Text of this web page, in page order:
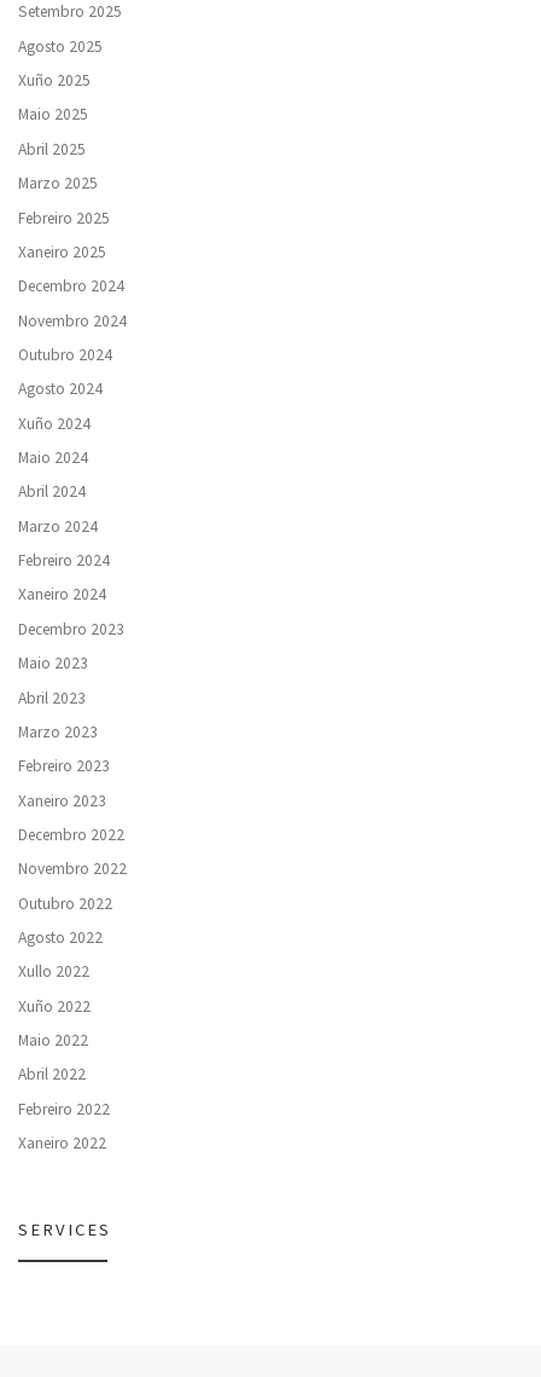
Setembro 2025
Agosto 2025
Xuño 2025
Maio 2025
Abril 2025
Marzo 2025
Febreiro 2025
Xaneiro 2025
Decembro 2024
Novembro 2024
Outubro 2024
Agosto 2024
Xuño 2024
Maio 2024
Abril 2024
Marzo 2024
Febreiro 2024
Xaneiro 2024
Decembro 2023
Maio 2023
Abril 2023
Marzo 2023
Febreiro 2023
Xaneiro 2023
Decembro 2022
Novembro 2022
Outubro 2022
Agosto 2022
Xullo 2022
Xuño 2022
Maio 2022
Abril 2022
Febreiro 2022
Xaneiro 2022
SERVICES